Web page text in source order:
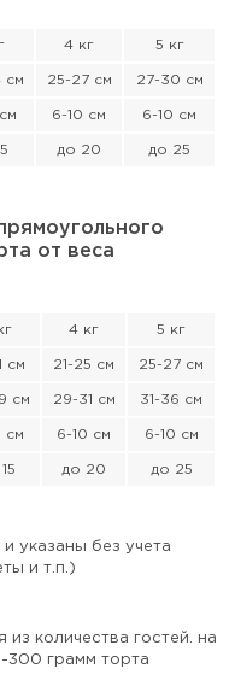
4 кг 5 кг
см 25-27 см 27-30 см
6-10 см 6-10 см
до 20 до 25
от веса
4 кг 5 кг
см 21-25 см 25-27 см
см 29-31 см 31-36 см
см 6-10 см 6-10 см
до 20 до 25
указаны без учета
и т.п.)
из количества гостей. на
300 грамм торта